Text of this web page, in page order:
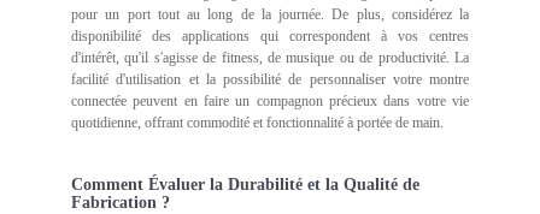
pour un port tout au long de la journée. De plus, considérez la
disponibilité des applications qui correspondent à vos centres
d'intérêt, qu'il s'agisse de fitness, de musique ou de productivité. La
facilité d'utilisation et la possibilité de personnaliser votre montre
connectée peuvent en faire un compagnon précieux dans votre vie
quotidienne, offrant commodité et fonctionnalité à portée de main.
Comment Évaluer la Durabilité et la Qualité de
Fabrication ?